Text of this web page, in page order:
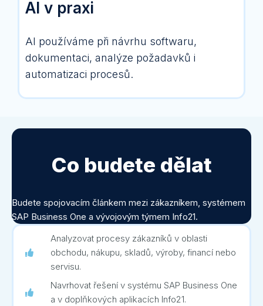
AI v praxi
AI používáme při návrhu softwaru,
dokumentaci, analýze požadavků i
automatizaci procesů.
Co budete dělat
Budete spojovacím článkem mezi zákazníkem, systémem
SAP Business One a vývojovým týmem Info21.
Analyzovat procesy zákazníků v oblasti
obchodu, nákupu, skladů, výroby, financí nebo
servisu.
Navrhovat řešení v systému SAP Business One
a v doplňkových aplikacích Info21.